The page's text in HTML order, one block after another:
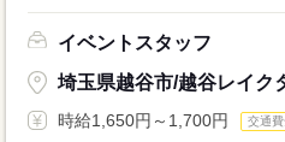
イベントスタッフ
埼玉県越谷市/越谷レイク
時給1,650円～1,700円 交通